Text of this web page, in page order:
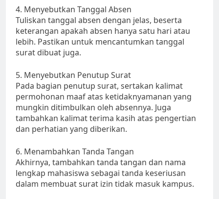
4. Menyebutkan Tanggal Absen
Tuliskan tanggal absen dengan jelas, beserta
keterangan apakah absen hanya satu hari atau
lebih. Pastikan untuk mencantumkan tanggal
surat dibuat juga.
5. Menyebutkan Penutup Surat
Pada bagian penutup surat, sertakan kalimat
permohonan maaf atas ketidaknyamanan yang
mungkin ditimbulkan oleh absennya. Juga
tambahkan kalimat terima kasih atas pengertian
dan perhatian yang diberikan.
6. Menambahkan Tanda Tangan
Akhirnya, tambahkan tanda tangan dan nama
lengkap mahasiswa sebagai tanda keseriusan
dalam membuat surat izin tidak masuk kampus.